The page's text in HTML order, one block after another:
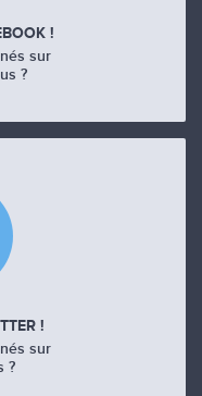
!
sur
?
!
sur
?